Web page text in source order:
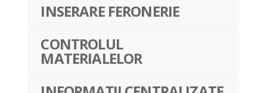
INSERARE FERONERIE
CONTROLUL
MATERIALELOR